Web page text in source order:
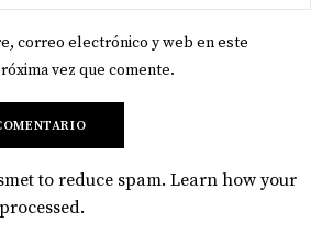
correo electrónico y web en este
vez que comente.
to reduce spam. Learn how your
.